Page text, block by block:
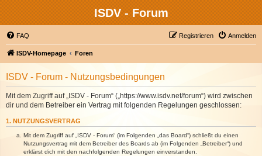
ISDV - Forum
FAQ Anmelden
Registrieren
ISDV-Homepage Foren
ISDV - Forum - Nutzungsbedingungen
Mit dem Zugriff auf „ISDV - Forum“ („https://www.isdv.net/forum“) wird zwischen
dir und dem Betreiber ein Vertrag mit folgenden Regelungen geschlossen:
1. NUTZUNGSVERTRAG
Mit dem Zugriff auf „ISDV - Forum“ (im Folgenden „das Board“) schließt du einen
Nutzungsvertrag mit dem Betreiber des Boards ab (im Folgenden „Betreiber“) und
erklärst dich mit den nachfolgenden Regelungen einverstanden.